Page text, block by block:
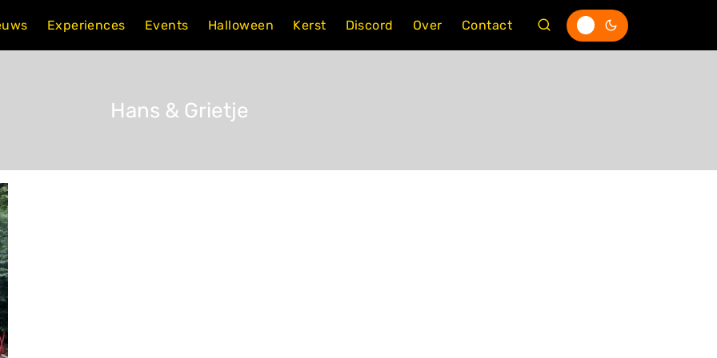
Experiences Events Halloween Kerst Discord Over Contact
Hans & Grietje